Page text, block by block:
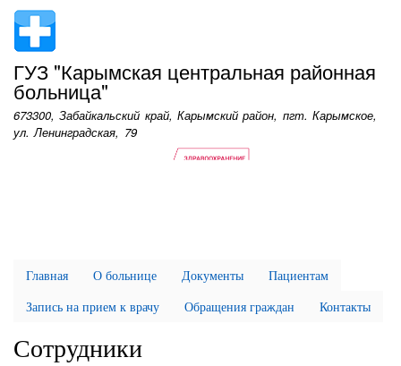
содержанию
ГУЗ "Карымская центральная районная
больница"
673300, Забайкальский край, Карымский район, пгт. Карымское,
ул. Ленинградская, 79
Главная О больнице Документы
Пациентам
Запись на прием к врачу
Обращения граждан Контакты
Сотрудники